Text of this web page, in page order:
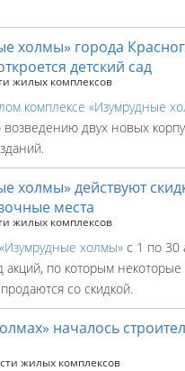
холмы» города
детский сад
жилых комплексов
комплексе «Изумрудные
двух новых
холмы» действуют
места
жилых комплексов
холмы» с 1 по 30
акций, по которым
со скидкой.
началось
жилых комплексов